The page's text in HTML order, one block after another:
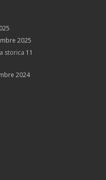
2025
storica 11
2024